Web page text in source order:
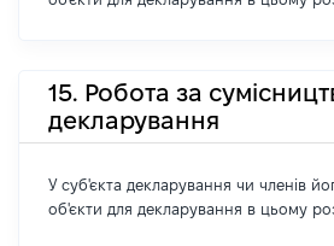
15. Робота за
декларування
У суб'єкта декларування чи членів
об'єкти для декларування в цьому